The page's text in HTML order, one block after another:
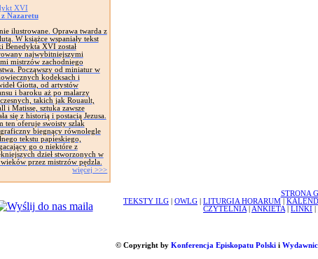
XVI
z Nazaretu
ilustrowane. Oprawa twarda z
W książce wspaniały tekst
Benedykta XVI został
najwybitniejszymi
mistrzów zachodniego
Począwszy od miniatur w
kodeksach i
Giotta, od artystów
i baroku aż po malarzy
takich jak Rouault,
i Matisse, sztuka zawsze
się z historią i postacią Jezusa.
ten oferuje swoisty szlak
biegnący równolegle
tekstu papieskiego,
go o niektóre z
dzieł stworzonych w
przez mistrzów pędzla.
więcej >>>
STRONA
TEKSTY ILG
OWLG LITURGIA HORARUM
CZYTELNIA
ANKIETA LINKI
© Copyright by Konferencja Episkopatu Polskii